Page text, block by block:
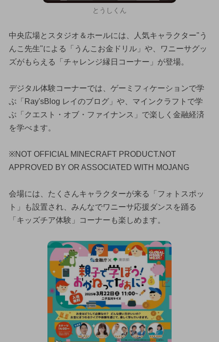
とうしくん
中央広場とスタジオ＆ホールには、人気キャラクター"う
んこ先生"による「うんこお金ドリル」や、ワニーサグッ
ズがもらえる「チャレンジ縁日コーナー」が登場。
デジタル体験コーナーでは、ゲーミフィケーションで学
ぶ「Ray'sBlog レイのブログ」や、マインクラフトで学
ぶ「クエスト・オブ・ファイナンス」で楽しく金融経済
を学べます。
※NOT OFFICIAL MINECRAFT PRODUCT.NOT
APPROVED BY OR ASSOCIATED WITH MOJANG
会場には、たくさんキャラクターが来る「フォトスポッ
ト」も設置され、みんなでワニーサ応援ダンスを踊る
「キッズチア体験」コーナーも楽しめます。